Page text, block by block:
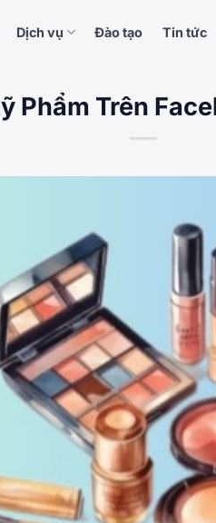
Dịch vụ Đào tạo Tin tức
Phẩm Trên